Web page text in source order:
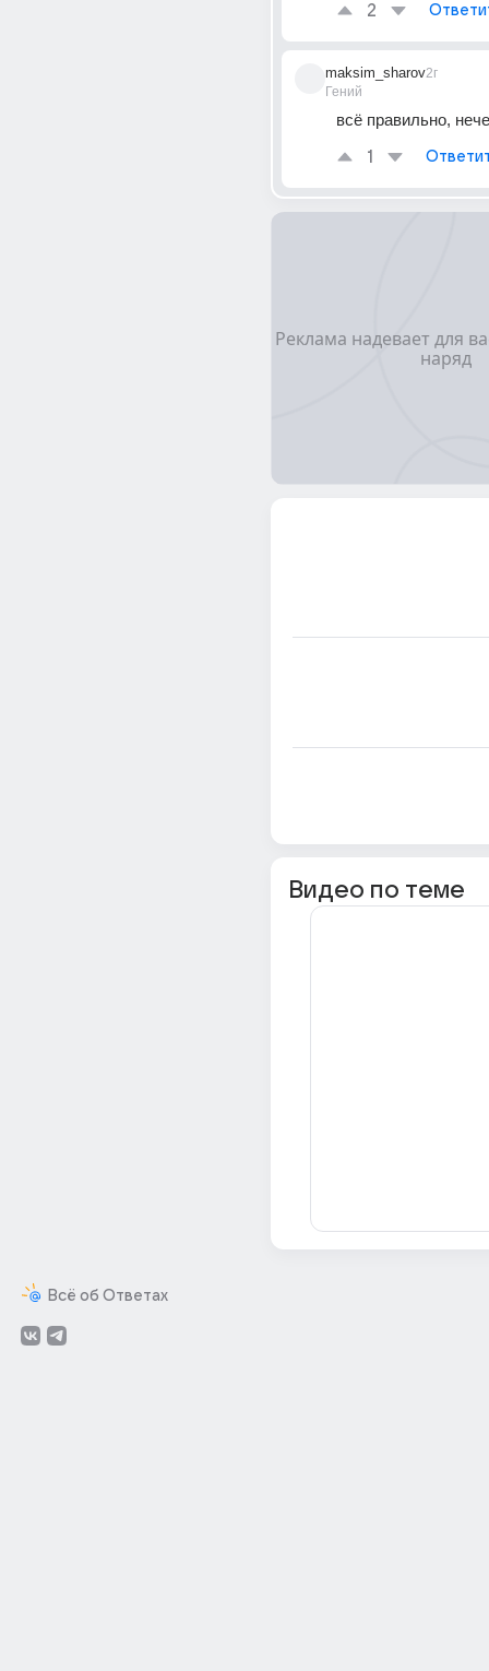
Всё об Ответах
2
maksim_sharov
Гений
2г
всё правильно,
1
Видео по теме